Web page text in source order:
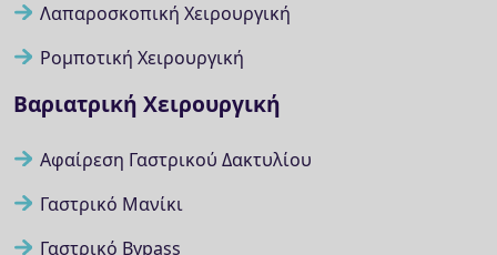
Λαπαροσκοπική Χειρουργική
Ρομποτική Χειρουργική
Βαριατρική Χειρουργική
Αφαίρεση Γαστρικού Δακτυλίου
Γαστρικό Μανίκι
Γαστρικό Bypass